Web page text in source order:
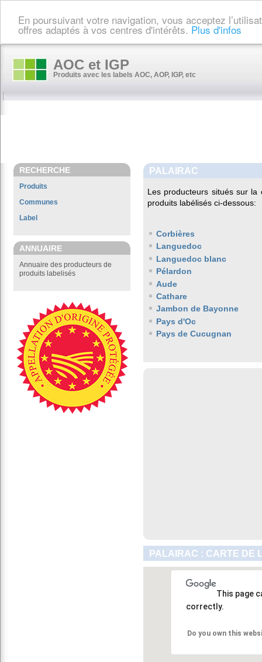
En poursuivant votre navigation, vous acceptez
offres adaptés à vos centres d'intérêts. Plus d'infos
AOC et IGP
Produits avec les labels AOC, AOP, IGP, etc
RECHERCHE
Produits
Communes
Label
ANNUAIRE
Annuaire des producteurs de
produits labelisés
PALAIRAC
Les producteurs situés sur
produits labélisés ci-dessous:
Corbières
Languedoc
Languedoc blanc
Pélardon
Aude
Cathare
Jambon de Bayonne
Pays d'Oc
Pays de Cucugnan
PALAIRAC : CARTE DE
This page
correctly.
Do you own this